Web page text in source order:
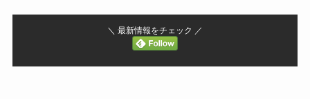
＼ 最新情報をチェック ／